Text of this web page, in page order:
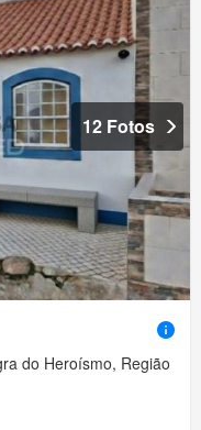
12 Fotos
do Heroísmo, Região